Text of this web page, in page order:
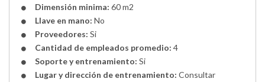
Dimensión minima: 60 m2
Llave en mano: No
Proveedores: Si
Cantidad de empleados promedio: 4
Soporte y entrenamiento: Si
Lugar y dirección de entrenamiento: Consultar